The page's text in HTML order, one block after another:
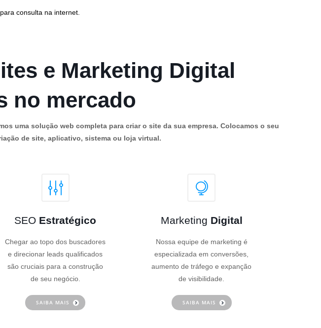
consulta na internet.
e Marketing Digital
no mercado
uma solução web completa para criar o site da sua empresa. Colocamos o seu
de site, aplicativo, sistema ou loja virtual.
SEO Estratégico
Chegar ao topo dos buscadores
e direcionar leads qualificados
são cruciais para a construção
de seu negócio.
SAIBA MAIS
Marketing Digital
Nossa equipe de marketing é
especializada em conversões,
aumento de tráfego e expanção
de visibilidade.
SAIBA MAIS